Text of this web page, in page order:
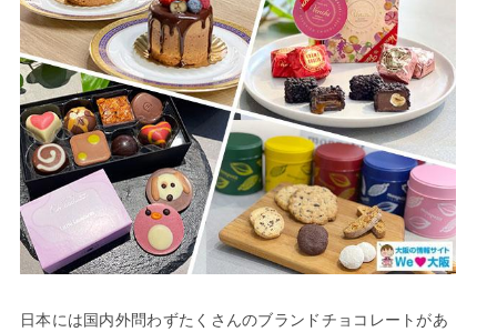
日本には国内外問わずたくさんのブランドチョコレートがあ